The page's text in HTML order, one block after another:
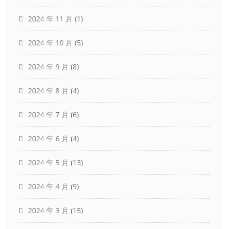
2024 年 11 月 (1)
2024 年 10 月 (5)
2024 年 9 月 (8)
2024 年 8 月 (4)
2024 年 7 月 (6)
2024 年 6 月 (4)
2024 年 5 月 (13)
2024 年 4 月 (9)
2024 年 3 月 (15)